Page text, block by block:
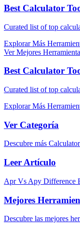
Best Calculator
Curated list of top
Explorar Más
Ver Mejores
Best Calculator
Curated list of top
Explorar Más
Ver Categoría
Descubre más
Leer Artículo
Apr Vs Apy Difference
Mejores
Descubre las mejores